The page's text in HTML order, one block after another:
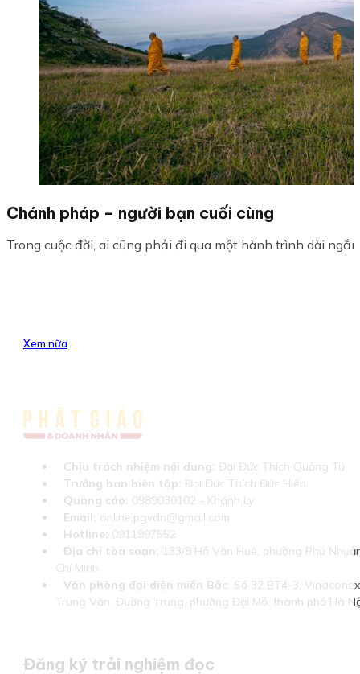
Chánh pháp – người bạn cuối cùng
Trong cuộc đời, ai cũng phải đi qua một hành trình dài
Xem nữa
Chịu trách nhiệm nội dung: Đại Đức Thích Quảng Tú
Trưởng ban biên tập: Đại Đức Thích Đức Hiển
Quảng cáo: 0989030102 - Khánh Ly
Email: online.pgvdn@gmail.com
Hotline: 0911997552
Địa chỉ tòa soạn: 133/8 Hồ Văn Huê, phường Phú
Chí Minh
Văn phòng đại diện miền Bắc: Số 32 BT4-3,
Trung Văn, Đường Trung, phường Đại Mỗ, thành phố Hà
Đăng ký trải nghiệm đọc